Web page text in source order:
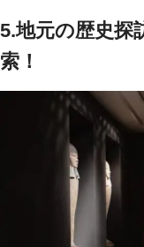
5.地元の歴史探
索！